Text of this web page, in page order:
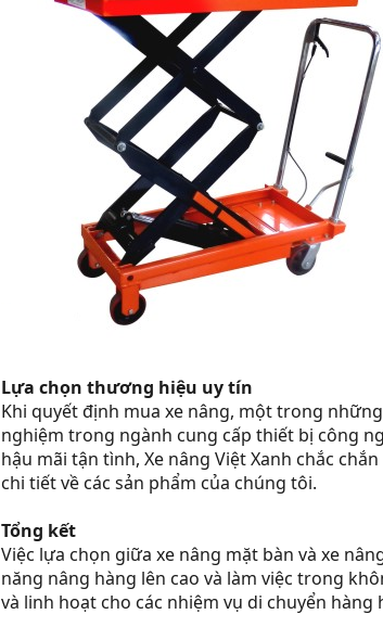
Lựa chọn thương hiệu uy tín
Khi quyết định mua xe nâng, một trong
nghiệm trong ngành cung cấp thiết bị công
hậu mãi tận tình, Xe nâng Việt Xanh chắc
chi tiết về các sản phẩm của chúng tôi.
Tổng kết
Việc lựa chọn giữa xe nâng mặt bàn và xe
năng nâng hàng lên cao và làm việc trong
và linh hoạt cho các nhiệm vụ di chuyển